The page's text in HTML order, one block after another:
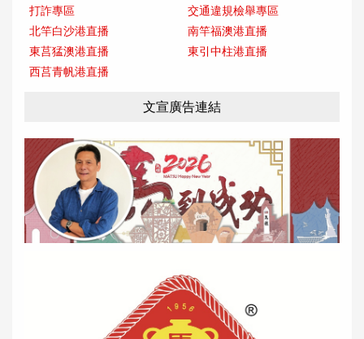
打詐專區
交通違規檢舉專區
北竿白沙港直播
南竿福澳港直播
東莒猛澳港直播
東引中柱港直播
西莒青帆港直播
文宣廣告連結